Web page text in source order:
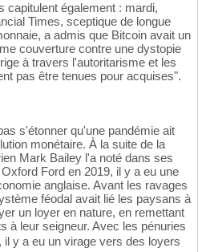
capitulent également : mardi,
Times, sceptique de longue
a admis que Bitcoin avait un
couverture contre une dystopie
à travers l'autoritarisme et les
pas être tenues pour acquises".
s'étonner qu'une pandémie ait
monétaire. À la suite de la
Mark Bailey l'a noté dans ses
Ford en 2019, il y a eu une
anglaise. Avant les ravages
féodal avait lié les paysans à
un loyer en nature, en remettant
à leur seigneur. Avec les pénuries
il y a eu un virage vers des loyers